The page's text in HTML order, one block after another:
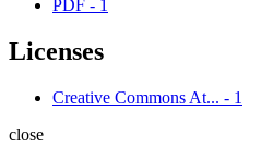
PDF - 1
Licenses
Creative Commons At... - 1
close